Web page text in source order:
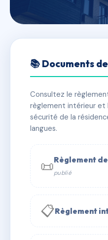
BELLE
✓ Immatriculée 🏠 17
📞 Contacter Syndic
📚 Documents
Consultez le
règlement intérieur et
sécurité de la
langues.
📜Règlement
publié
📋Règlement